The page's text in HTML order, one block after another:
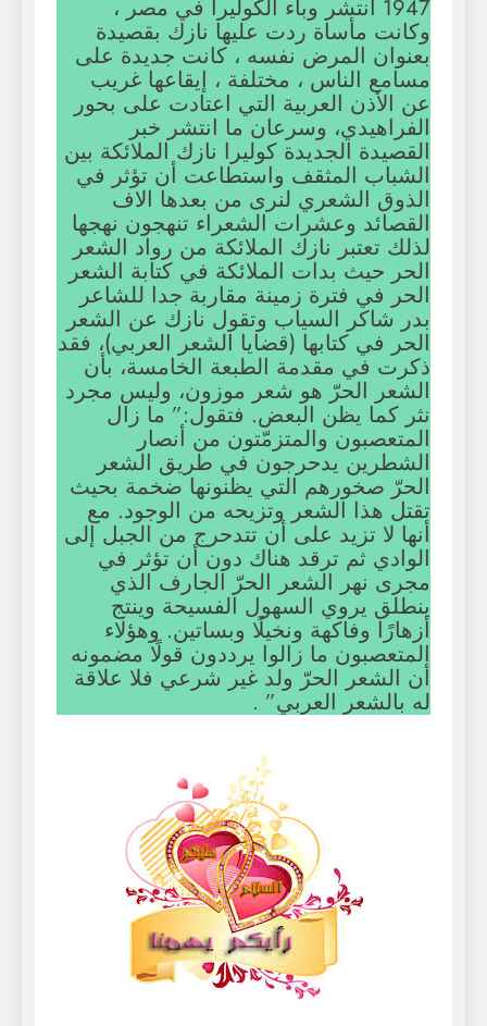
1947 أنتشر وباء الكوليرا في مصر ،
وكانت مأساة ردت عليها نازك بقصيدة
بعنوان المرض نفسه ، كانت جديدة على
مسامع الناس ، مختلفة ، إيقاعها غريب
عن الأذن العربية التي اعتادت على بحور
الفراهيدي، وسرعان ما انتشر خبر
القصيدة الجديدة كوليرا نازك الملائكة بين
الشباب المثقف واستطاعت أن تؤثر في
الذوق الشعري لنرى من بعدها الاف
القصائد وعشرات الشعراء تنهجون نهجها
لذلك تعتبر نازك الملائكة من رواد الشعر
الحر حيث بدات الملائكة في كتابة الشعر
الحر في فترة زمينة مقاربة جدا للشاعر
بدر شاكر السياب وتقول نازك عن الشعر
الحر في كتابها (قضايا الشعر العربي)، فقد
ذكرت في مقدمة الطبعة الخامسة، بأن
الشعر الحرّ هو شعر موزون، وليس مجرد
نثر كما يظن البعض. فتقول:” ما زال
المتعصبون والمتزمّتون من أنصار
الشطرين يدحرجون في طريق الشعر
الحرّ صخورهم التي يظنونها ضخمة بحيث
تقتل هذا الشعر وتزيحه من الوجود. مع
أنها لا تزيد على أن تتدحرج من الجبل إلى
الوادي ثم ترقد هناك دون أن تؤثر في
مجرى نهر الشعر الحرّ الجارف الذي
ينطلق يروي السهول الفسيحة وينتج
أزهارًا وفاكهة ونخيلًا وبساتين. وهؤلاء
المتعصبون ما زالوا يرددون قولًا مضمونه
أن الشعر الحرّ ولد غير شرعي فلا علاقة
له بالشعر العربي” .